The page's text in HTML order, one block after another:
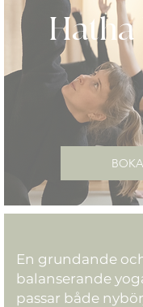
Hatha
BOKA
En grundande
balanserande
passar både